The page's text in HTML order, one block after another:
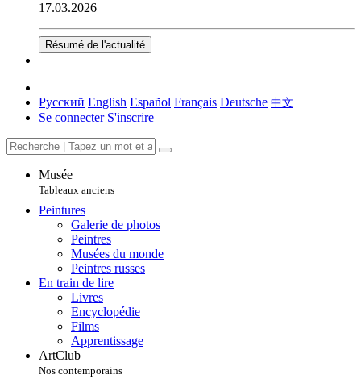
17.03.2026
Résumé de l'actualité
Русский English Español Français Deutsche 中文
Se connecter S'inscrire
Musée
Tableaux anciens
Peintures
Galerie de photos
Peintres
Musées du monde
Peintres russes
En train de lire
Livres
Encyclopédie
Films
Apprentissage
ArtClub
Nos contemporains